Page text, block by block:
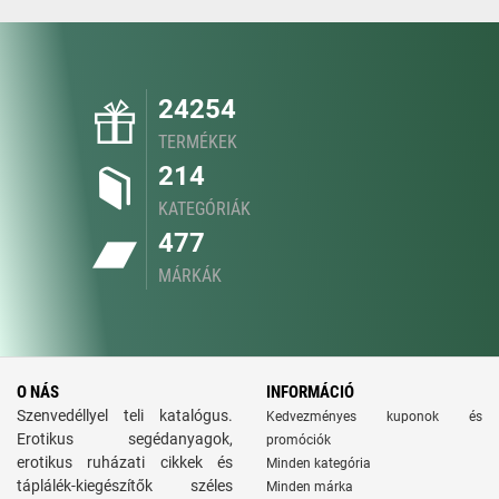
24254
TERMÉKEK
214
KATEGÓRIÁK
477
MÁRKÁK
O NÁS
Szenvedéllyel teli katalógus.
Erotikus segédanyagok,
erotikus ruházati cikkek és
táplálék-kiegészítők széles
INFORMÁCIÓ
Kedvezményes kuponok és
promóciók
Minden kategória
Minden márka